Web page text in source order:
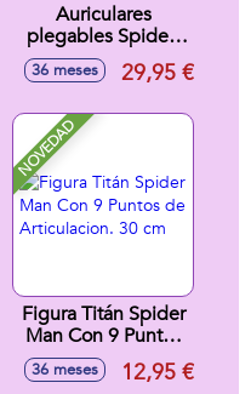
Auriculares
plegables Spider-
Man con cable
¡responde
36 meses 29,95 €
NOVEDAD
Figura Titán Spider
Man Con 9 Puntos
de Articulacion. 30
cm
36 meses 12,95 €